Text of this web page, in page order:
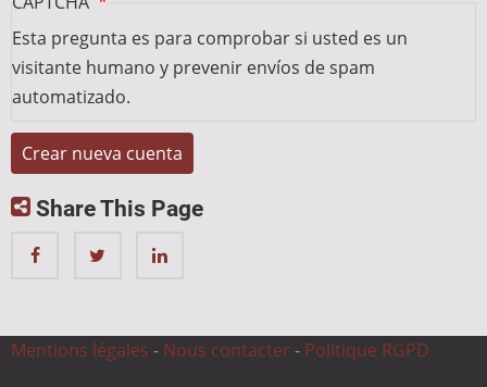
Esta pregunta es para comprobar si usted es un
visitante humano y prevenir envíos de spam
automatizado.
Share This Page
Mentions légales - Nous contacter - Politique RGPD